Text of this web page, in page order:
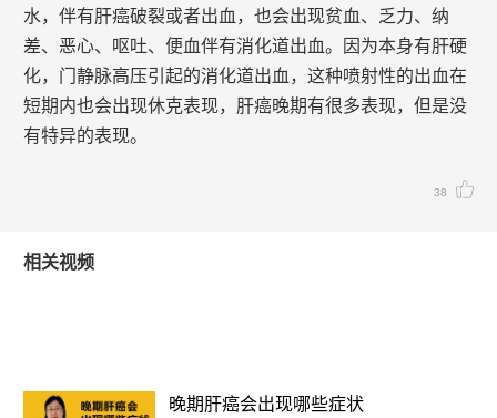
水，伴有肝癌破裂或者出血，也会出现贫血、乏力、纳
差、恶心、呕吐、便血伴有消化道出血。因为本身有肝硬
化，门静脉高压引起的消化道出血，这种喷射性的出血在
短期内也会出现休克表现，肝癌晚期有很多表现，但是没
有特异的表现。
38
相关视频
晚期肝癌会出现哪些症状